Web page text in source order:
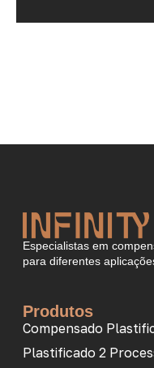
Especialistas em
para diferentes
Produtos
Compensado
Plastificado 2